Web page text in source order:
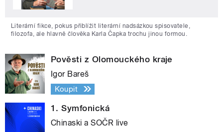
Literární fikce, pokus přiblížit literární nadsázkou spisovatele,
filozofa, ale hlavně člověka Karla Čapka trochu jinou formou.
Pověsti z Olomouckého kraje
Igor Bareš
Koupit
1. Symfonická
Chinaski a SOČR live